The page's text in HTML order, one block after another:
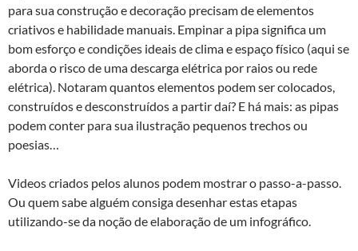
para sua construção e decoração precisam de elementos
criativos e habilidade manuais. Empinar a pipa significa um
bom esforço e condições ideais de clima e espaço físico (aqui se
aborda o risco de uma descarga elétrica por raios ou rede
elétrica). Notaram quantos elementos podem ser colocados,
construídos e desconstruídos a partir daí? E há mais: as pipas
podem conter para sua ilustração pequenos trechos ou
poesias…
Videos criados pelos alunos podem mostrar o passo-a-passo.
Ou quem sabe alguém consiga desenhar estas etapas
utilizando-se da noção de elaboração de um infográfico.